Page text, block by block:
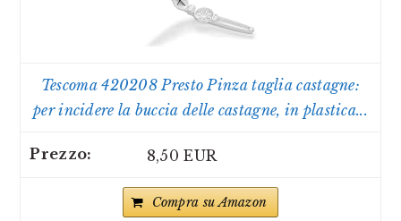
Tescoma 420208 Presto Pinza taglia castagne:
per incidere la buccia delle castagne, in plastica...
8,50 EUR
Compra su Amazon